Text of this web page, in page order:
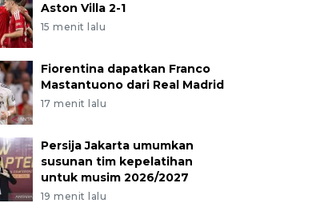
Aston Villa 2-1
15 menit lalu
Fiorentina dapatkan Franco
Mastantuono dari Real Madrid
17 menit lalu
Persija Jakarta umumkan
susunan tim kepelatihan
untuk musim 2026/2027
19 menit lalu